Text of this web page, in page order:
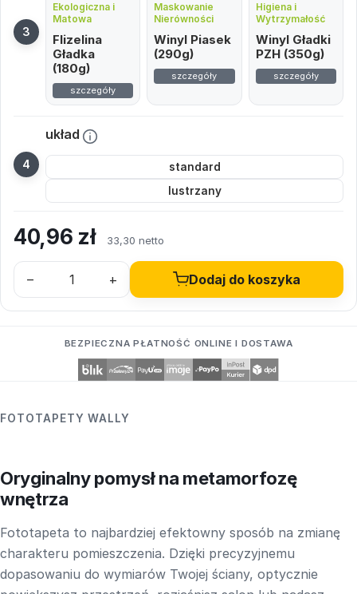
Ekologiczna i
Matowa
Flizelina
Gładka
(180g)
szczegóły
Maskowanie
Nierówności
Winyl Piasek
(290g)
szczegóły
Higiena i
Wytrzymałość
Winyl Gładki
PZH (350g)
szczegóły
układ
standard
lustrzany
40,96 zł 33,30 netto
– + Dodaj do koszyka
BEZPIECZNA PŁATNOŚĆ ONLINE I DOSTAWA
FOTOTAPETY WALLY
Oryginalny pomysł na metamorfozę
wnętrza
Fototapeta to najbardziej efektowny sposób na zmianę
charakteru pomieszczenia. Dzięki precyzyjnemu
dopasowaniu do wymiarów Twojej ściany, optycznie